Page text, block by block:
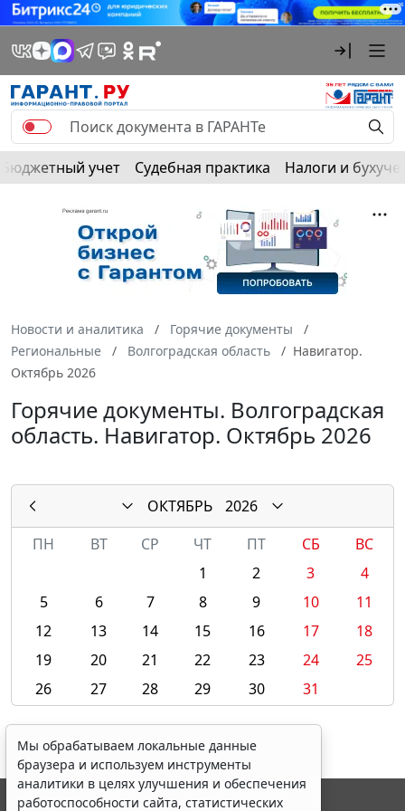
Бюджетный учет Судебная практика Налоги и
Новости и аналитика
Горячие документы
Региональные
Волгоградская область
Навигатор.
Октябрь 2026
Горячие документы. Волгоградская
область. Навигатор. Октябрь 2026
ОКТЯБРЬ
2026
ПН
ВТ СР ЧТ ПТ СБ
ВС
1
2 3
4
5
6 7 8 9 10
11
12
13 14 15 16 17
18
19
20 21 22 23 24
25
26
27 28 29 30 31
Мы обрабатываем локальные данные
браузера и используем инструменты
аналитики в целях улучшения и обеспечения
работоспособности сайта, статистических